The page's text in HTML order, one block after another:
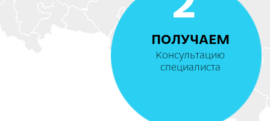
ПОЛУЧАЕМ
Консультацию
специалиста